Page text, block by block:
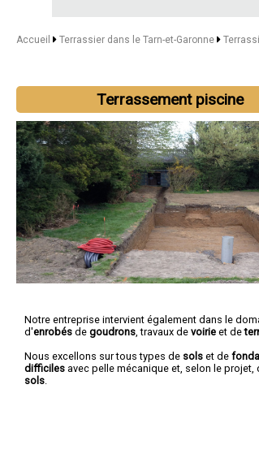
Accueil Terrassier dans le Tarn-et-Garonne
Terrassement piscine
Notre entreprise intervient également dans le
d'enrobés de goudrons, travaux de voirie et de
Nous excellons sur tous types de sols et de
difficiles avec pelle mécanique et, selon le projet,
sols.